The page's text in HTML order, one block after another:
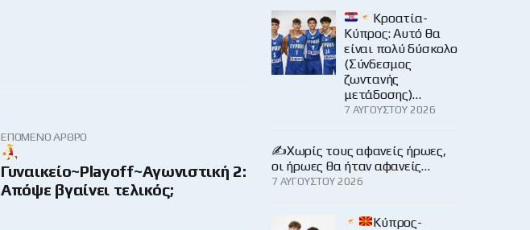
ΕΠΌΜΕΝΟ ΆΡΘΡΟ
Γυναικείο~Ρlayoff~Αγωνιστική 2:
Απόψε βγαίνει τελικός;
Κροατία-
Κύπρος: Αυτό θα
είναι πολύ δύσκολο
(Σύνδεσμος
ζωντανής
μετάδοσης)…
7 ΑΥΓΟΎΣΤΟΥ 2026
✍️Χωρίς τους αφανείς ήρωες,
οι ήρωες θα ήταν αφανείς…
7 ΑΥΓΟΎΣΤΟΥ 2026
Κύπρος-